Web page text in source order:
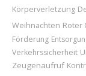
Körperverletzung
Weihnachten Roter
Förderung
Verkehrssicherheit
Zeugenaufruf